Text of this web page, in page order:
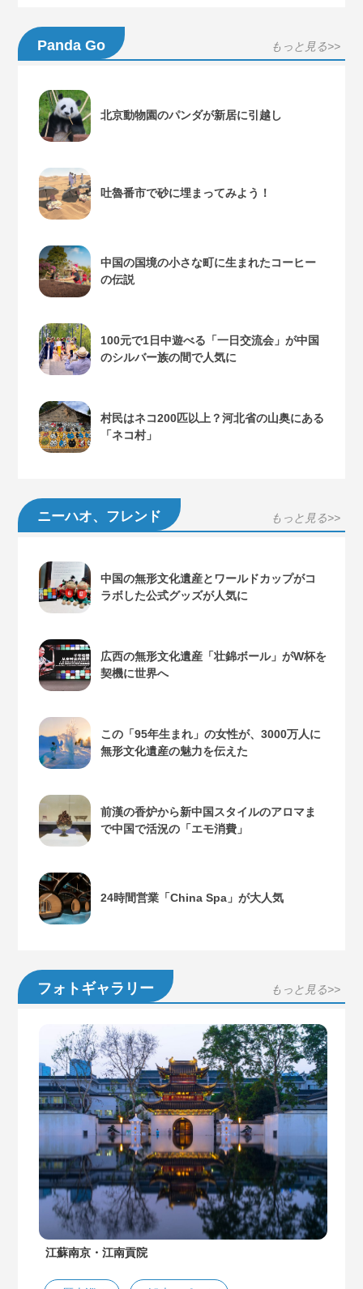
Panda Go もっと見る>>
北京動物園のパンダが新居に引越し
吐魯番市で砂に埋まってみよう！
中国の国境の小さな町に生まれたコーヒー
の伝説
100元で1日中遊べる「一日交流会」が中国
のシルバー族の間で人気に
村民はネコ200匹以上？河北省の山奥にある
「ネコ村」
ニーハオ、フレンド もっと見る>>
中国の無形文化遺産とワールドカップがコ
ラボした公式グッズが人気に
広西の無形文化遺産「壮錦ボール」がW杯を
契機に世界へ
この「95年生まれ」の女性が、3000万人に
無形文化遺産の魅力を伝えた
前漢の香炉から新中国スタイルのアロマま
で中国で活況の「エモ消費」
24時間営業「China Spa」が大人気
フォトギャラリー もっと見る>>
江蘇南京・江南貢院